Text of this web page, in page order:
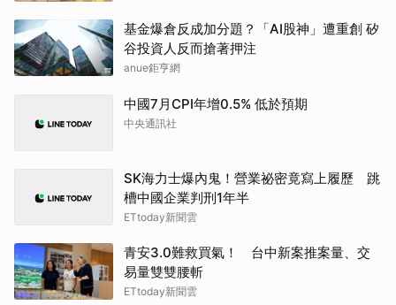
基金爆倉反成加分題？「AI股神」遭重創 矽
谷投資人反而搶著押注
anue鉅亨網
中國7月CPI年增0.5% 低於預期
中央通訊社
SK海力士爆內鬼！營業祕密竟寫上履歷 跳
槽中國企業判刑1年半
ETtoday新聞雲
青安3.0難救買氣！ 台中新案推案量、交
易量雙雙腰斬
ETtoday新聞雲